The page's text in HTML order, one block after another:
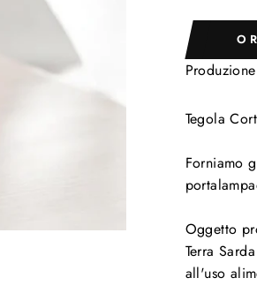
Tegola
Forniamo
Oggetto
Terra
all'uso